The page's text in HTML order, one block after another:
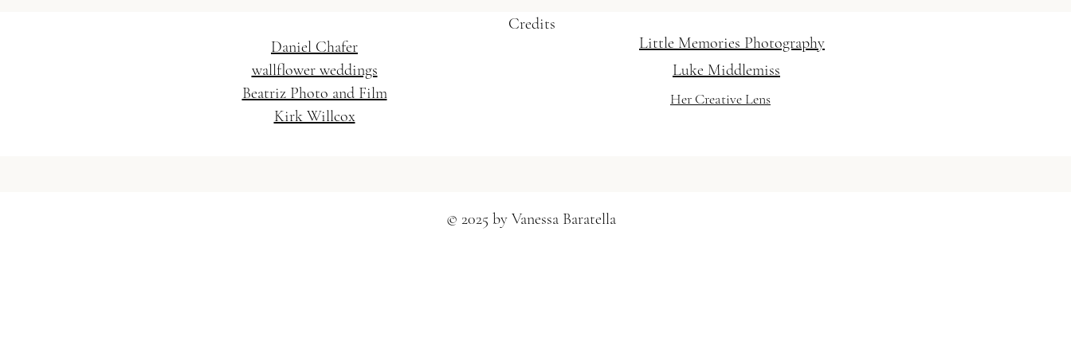
Daniel Chafer
wallflower weddings
Beatriz Photo and Film
Kirk Willcox
Credits
Little Memories Photography
Luke Middlemiss
Her Creative Lens
© 2025 by Vanessa Baratella